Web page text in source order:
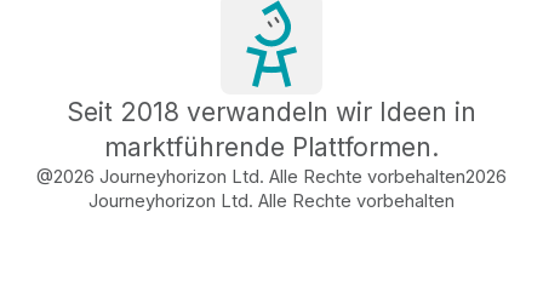
Seit 2018 verwandeln wir Ideen in
marktführende Plattformen.
@2026 Journeyhorizon Ltd. Alle Rechte vorbehalten2026
Journeyhorizon Ltd. Alle Rechte vorbehalten